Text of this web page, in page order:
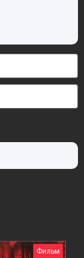
Фильм